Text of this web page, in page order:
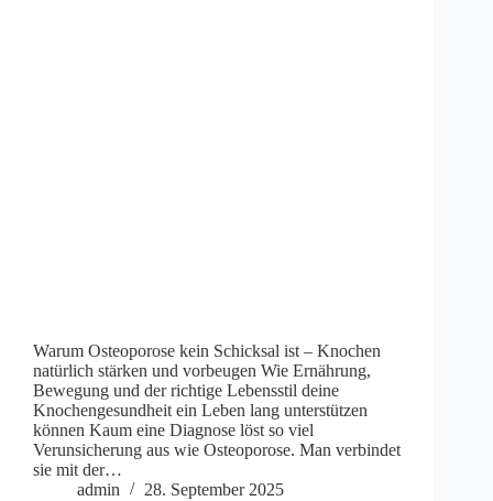
Warum Osteoporose kein Schicksal ist – Knochen
natürlich stärken und vorbeugen Wie Ernährung,
Bewegung und der richtige Lebensstil deine
Knochengesundheit ein Leben lang unterstützen
können Kaum eine Diagnose löst so viel
Verunsicherung aus wie Osteoporose. Man verbindet
sie mit der…
admin
28. September 2025